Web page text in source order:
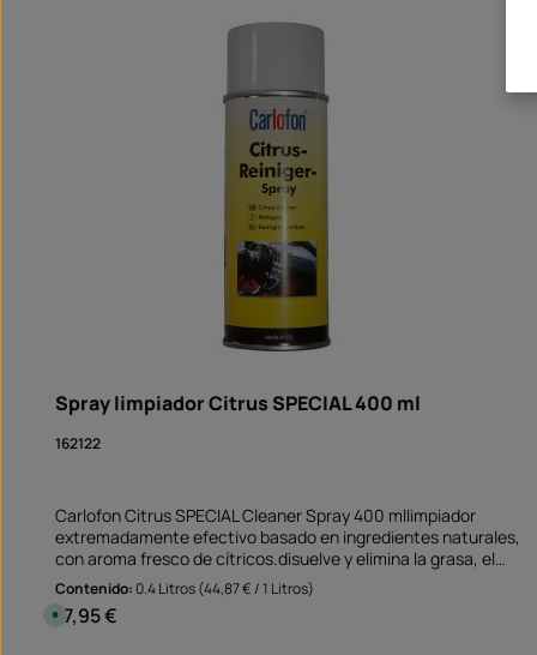
Spray limpiador Citrus SPECIAL 400 ml
162122
Carlofon Citrus SPECIAL Cleaner Spray 400 mllimpiador
extremadamente efectivo basado en ingredientes naturales,
con aroma fresco de cítricos.disuelve y elimina la grasa, el
aceite, los adhesivos, la resina, el alquitrán y la tinta
adecuado para superficies no absorbentes y no blanqueantes
El limpiador perfecto antes de pegar las pegatinas de los
Contenido: 0.4 Litros(44,87 € / 1 Litros)
Precio normal:
D
i
17,95 €